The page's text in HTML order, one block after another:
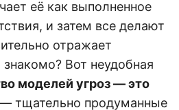
её как выполненное
и затем все делают
отражает
Вот неудобная
моделей угроз — это
— тщательно продуманные